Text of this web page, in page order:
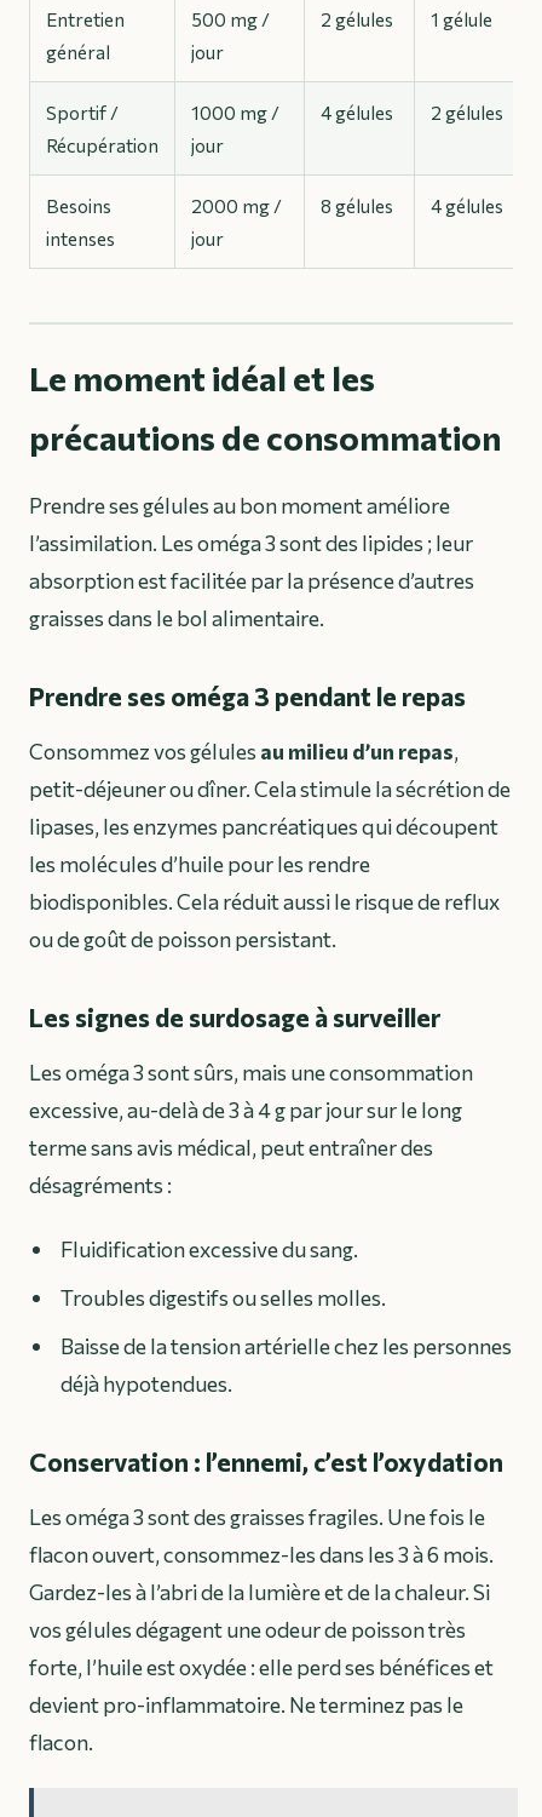
Entretien
général
500 mg /
jour
2 gélules 1 gélule
Sportif /
Récupération
1000 mg /
jour
4 gélules 2 gélules
Besoins
intenses
2000 mg /
jour
8 gélules 4 gélules
Le moment idéal et les
précautions de consommation
Prendre ses gélules au bon moment améliore
l’assimilation. Les oméga 3 sont des lipides ; leur
absorption est facilitée par la présence d’autres
graisses dans le bol alimentaire.
Prendre ses oméga 3 pendant le repas
Consommez vos gélulesau milieu d’un repas,
petit-déjeuner ou dîner. Cela stimule la sécrétion de
lipases, les enzymes pancréatiques qui découpent
les molécules d’huile pour les rendre
biodisponibles. Cela réduit aussi le risque de reflux
ou de goût de poisson persistant.
Les signes de surdosage à surveiller
Les oméga 3 sont sûrs, mais une consommation
excessive, au-delà de 3 à 4 g par jour sur le long
terme sans avis médical, peut entraîner des
désagréments :
Fluidification excessive du sang.
Troubles digestifs ou selles molles.
Baisse de la tension artérielle chez les personnes
déjà hypotendues.
Conservation : l’ennemi, c’est l’oxydation
Les oméga 3 sont des graisses fragiles. Une fois le
flacon ouvert, consommez-les dans les 3 à 6 mois.
Gardez-les à l’abri de la lumière et de la chaleur. Si
vos gélules dégagent une odeur de poisson très
forte, l’huile est oxydée : elle perd ses bénéfices et
devient pro-inflammatoire. Ne terminez pas le
flacon.